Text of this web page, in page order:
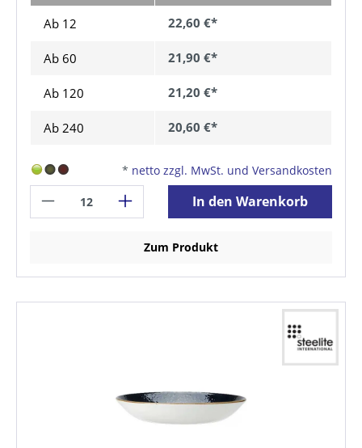
Ab 12 22,60 €*
Ab 60 21,90 €*
Ab 120 21,20 €*
Ab 240 20,60 €*
* netto zzgl. MwSt. und Versandkosten
In den Warenkorb
Zum Produkt